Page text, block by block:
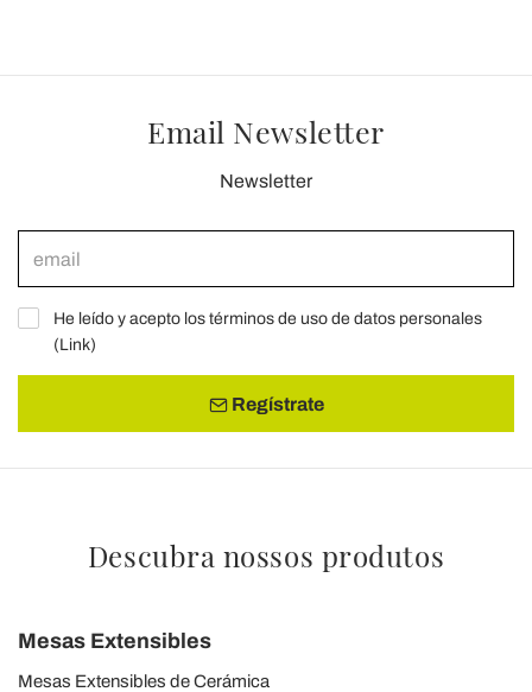
Email Newsletter
Newsletter
He leído y acepto los términos de uso de datos personales
(Link)
Regístrate
Descubra nossos produtos
Mesas Extensibles
Mesas Extensibles de Cerámica